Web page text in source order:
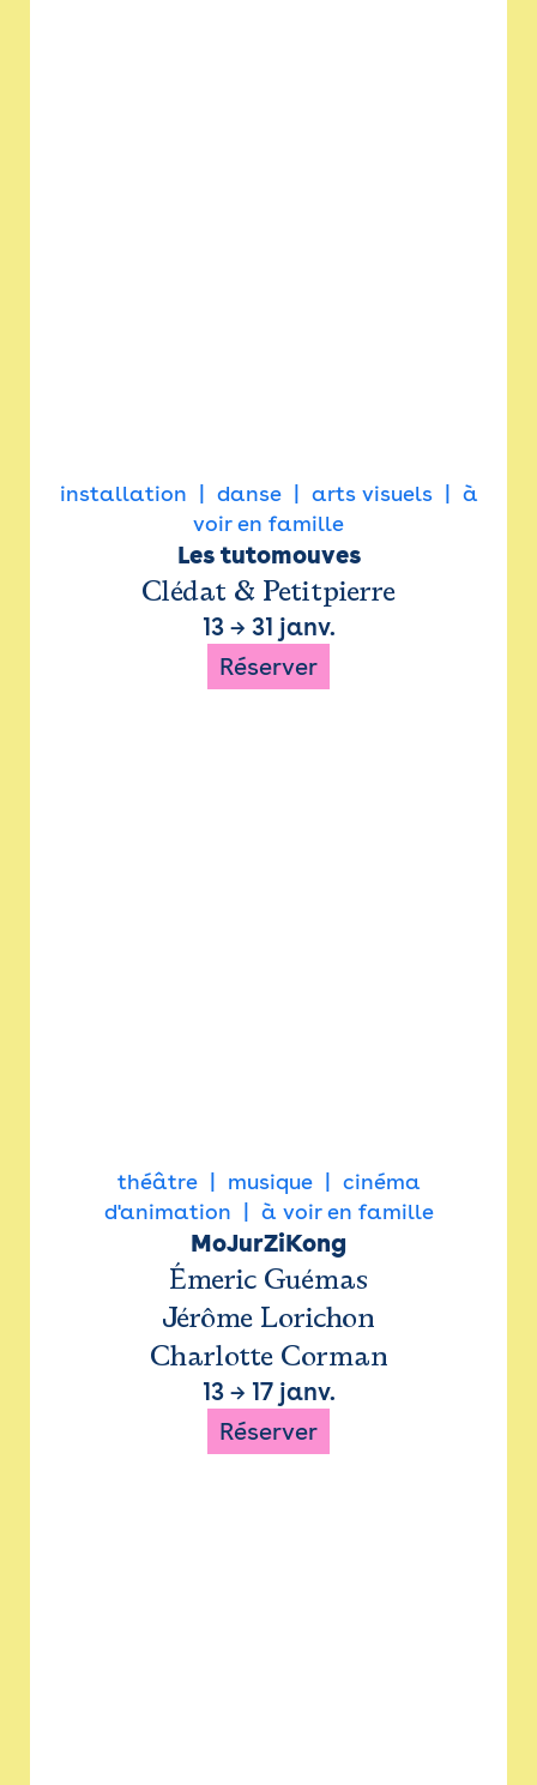
installation danse arts visuels
à
voir en famille
Les tutomouves
Clédat & Petitpierre
13→ 31 janv.
Réserver
théâtre musique
cinéma
d'animation
à voir en famille
MoJurZiKong
Émeric Guémas
Jérôme Lorichon
Charlotte Corman
13→ 17 janv.
Réserver